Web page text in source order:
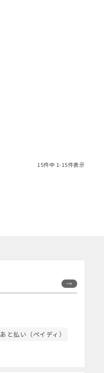
15件中 1-15件表示
あと払い（ペイディ）